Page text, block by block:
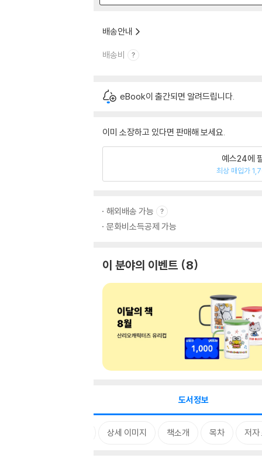
배송안내
배송비
eBook이 출간되면 알려드립니다.
이미 소장하고 있다면 판매해 보세요.
예스24에
최상 매입가
해외배송 가능
문화비소득공제 가능
이 분야의 이벤트 8
도서정보
상세 이미지 책소개 목차 저자